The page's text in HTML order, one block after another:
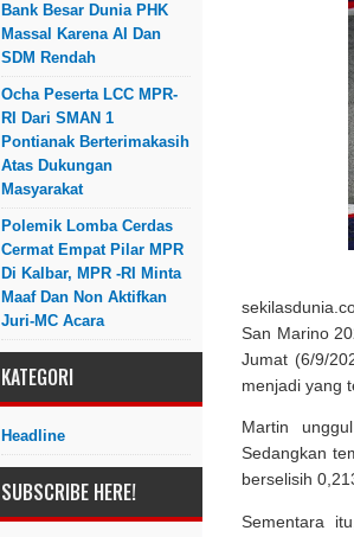
Bank Besar Dunia PHK
Massal Karena AI Dan
SDM Rendah
Ocha Peserta LCC MPR-
RI Dari SMAN 1
Pontianak Berterimakasih
Atas Dukungan
Masyarakat
Polemik Lomba Cerdas
Cermat Empat Pilar MPR
Di Kalbar, MPR -RI Minta
Maaf Dan Non Aktifkan
Juri-MC Acara
KATEGORI
Headline
SUBSCRIBE HERE!
San Marino
Jumat (6/9/
menjadi yang
Martin
Sedangkan
berselisih
Sementara